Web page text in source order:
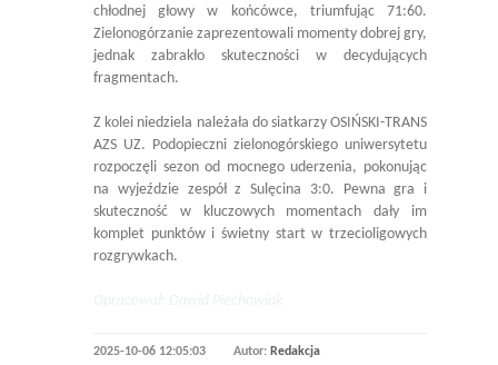
chłodnej głowy w końcówce, triumfując 71:60.
Zielonogórzanie zaprezentowali momenty dobrej gry,
jednak zabrakło skuteczności w decydujących
fragmentach.
Z kolei niedziela należała do siatkarzy OSIŃSKI-TRANS
AZS UZ. Podopieczni zielonogórskiego uniwersytetu
rozpoczęli sezon od mocnego uderzenia, pokonując
na wyjeździe zespół z Sulęcina 3:0. Pewna gra i
skuteczność w kluczowych momentach dały im
komplet punktów i świetny start w trzecioligowych
rozgrywkach.
2025-10-06 12:05:03 Autor: Redakcja